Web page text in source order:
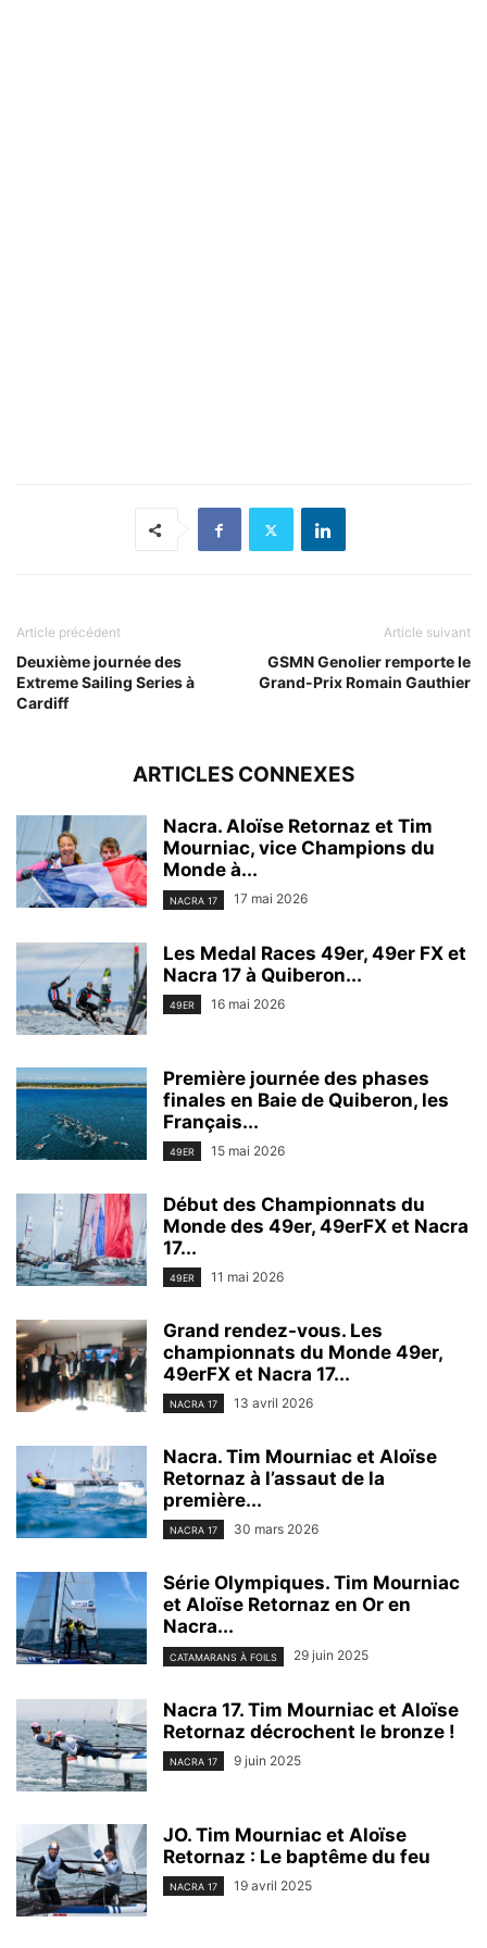
Article précédent
Deuxième journée des
Extreme Sailing Series à
Cardiff
Article suivant
GSMN Genolier remporte le
Grand-Prix Romain Gauthier
ARTICLES CONNEXES
Nacra. Aloïse Retornaz et Tim
Mourniac, vice Champions du
Monde à...
NACRA 17 17 mai 2026
Les Medal Races 49er, 49er FX et
Nacra 17 à Quiberon...
49ER 16 mai 2026
Première journée des phases
finales en Baie de Quiberon, les
Français...
49ER 15 mai 2026
Début des Championnats du
Monde des 49er, 49erFX et Nacra
17...
49ER 11 mai 2026
Grand rendez-vous. Les
championnats du Monde 49er,
49erFX et Nacra 17...
NACRA 17 13 avril 2026
Nacra. Tim Mourniac et Aloïse
Retornaz à l’assaut de la
première...
NACRA 17 30 mars 2026
Série Olympiques. Tim Mourniac
et Aloïse Retornaz en Or en
Nacra...
CATAMARANS À FOILS 29 juin 2025
Nacra 17. Tim Mourniac et Aloïse
Retornaz décrochent le bronze !
NACRA 17 9 juin 2025
JO. Tim Mourniac et Aloïse
Retornaz : Le baptême du feu
NACRA 17 19 avril 2025